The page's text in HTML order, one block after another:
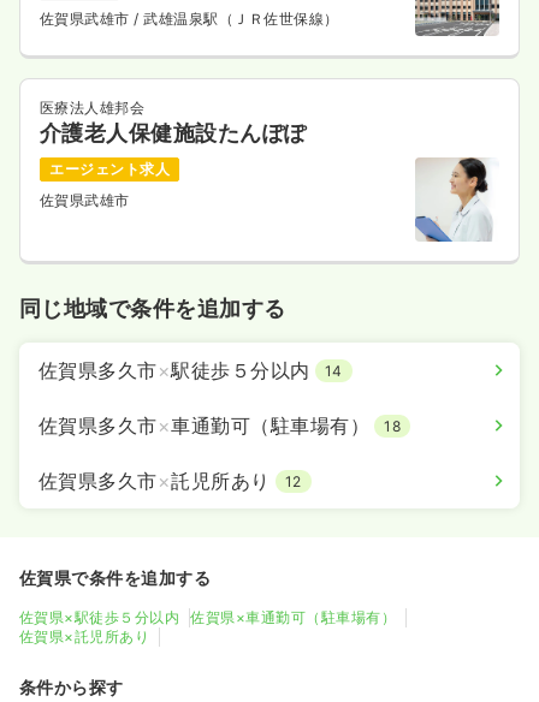
佐賀県武雄市/ 武雄温泉駅（ＪＲ佐世保線）
医療法人雄邦会
介護老人保健施設たんぽぽ
エージェント求人
佐賀県武雄市
同じ地域で条件を追加する
佐賀県多久市×駅徒歩５分以内 14
佐賀県多久市×車通勤可（駐車場有） 18
佐賀県多久市×託児所あり 12
佐賀県で条件を追加する
佐賀県×駅徒歩５分以内
佐賀県×車通勤可（駐車場有）
佐賀県×託児所あり
条件から探す